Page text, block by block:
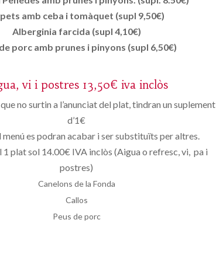
amb ceba i tomàquet (supl 9,50€)
Alberginia farcida (supl 4,10€)
porc amb prunes i pinyons (supl 6,50€)
vi i postres 13,50€ iva inclòs
no surtin a l’anunciat del plat, tindran un suplement
d’1€
menú es podran acabar i ser substituïts per altres.
1 plat sol 14.00€ IVA inclòs (Aigua o refresc, vi, pa i
postres)
Canelons de la Fonda
Callos
Peus de porc